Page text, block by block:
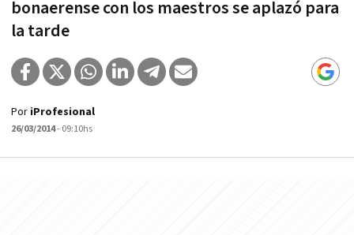
bonaerense con los maestros se aplazó para
la tarde
Por iProfesional
26/03/2014- 09:10hs